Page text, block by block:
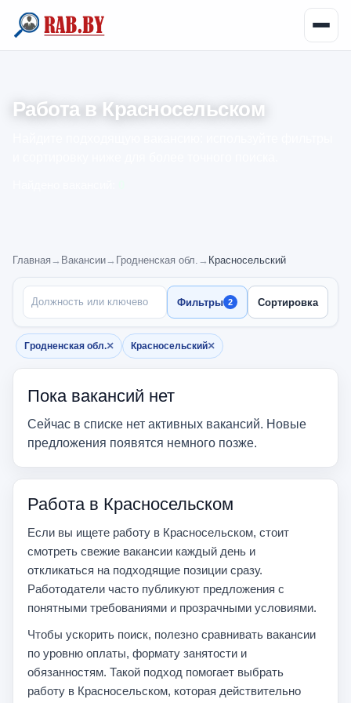
Работа в Красносельском
Главная → Вакансии→ Гродненская обл. → Красносельский
ПОИСК ПО НАЗВАНИЮ
Фильтры 2 Сортировка
Гродненская обл.×
Убрать фильтр
Красносельский×
Убрать фильтр
Пока вакансий нет
Сейчас в списке нет активных вакансий. Новые
предложения появятся немного позже.
Работа в Красносельском
Если вы ищете работу в Красносельском, стоит
смотреть свежие вакансии каждый день и
откликаться на подходящие позиции сразу.
Работодатели часто публикуют предложения с
понятными требованиями и прозрачными условиями.
Чтобы ускорить поиск, полезно сравнивать вакансии
по уровню оплаты, формату занятости и
обязанностям. Такой подход помогает выбрать
работу в Красносельском, которая действительно